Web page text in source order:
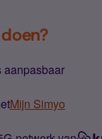
aanpasbaar
Mijn Simyo